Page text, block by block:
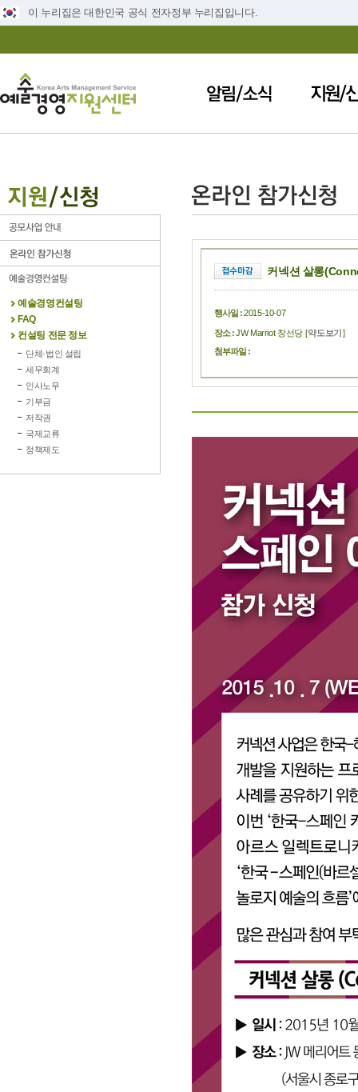
이 누리집은 대한민국 공식 전자정부 누리집입니다.
예술경영컨설팅
FAQ
컨설팅 전문 정보
단체·법인 설립
세무회계
인사노무
기부금
저작권
국제교류
정책제도
커넥션 살롱
행사일 :2015-10-07
장소 :JW Marriot 창선당 [약도보기]
첨부파일 :